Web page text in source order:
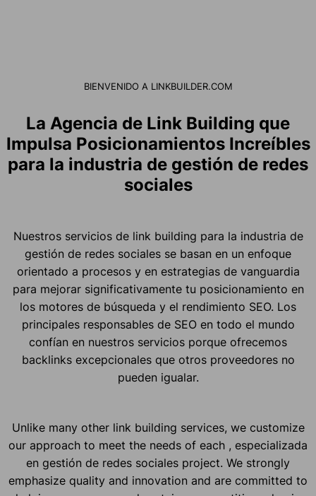
BIENVENIDO A LINKBUILDER.COM
La Agencia de Link Building que
Impulsa Posicionamientos Increíbles
para la industria de gestión de redes
sociales
Nuestros servicios de link building para la industria de
gestión de redes sociales se basan en un enfoque
orientado a procesos y en estrategias de vanguardia
para mejorar significativamente tu posicionamiento en
los motores de búsqueda y el rendimiento SEO. Los
principales responsables de SEO en todo el mundo
confían en nuestros servicios porque ofrecemos
backlinks excepcionales que otros proveedores no
pueden igualar.
Unlike many other link building services, we customize
our approach to meet the needs of each , especializada
en gestión de redes sociales project. We strongly
emphasize quality and innovation and are committed to